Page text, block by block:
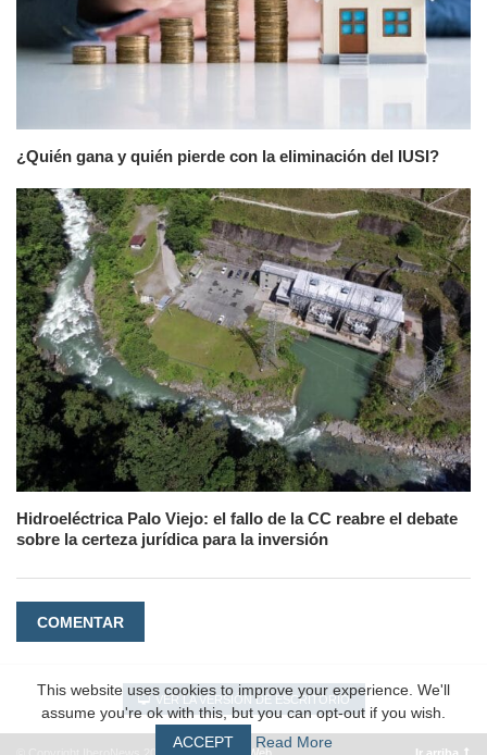
¿Quién gana y quién pierde con la eliminación del IUSI?
Hidroeléctrica Palo Viejo: el fallo de la CC reabre el debate
sobre la certeza jurídica para la inversión
COMENTAR
VER LA VERSIÓN DE ESCRITORIO
#EpicWeb Ir arriba
This website uses cookies to improve your experience. We'll
assume you're ok with this, but you can opt-out if you wish.
ACCEPT
Read More